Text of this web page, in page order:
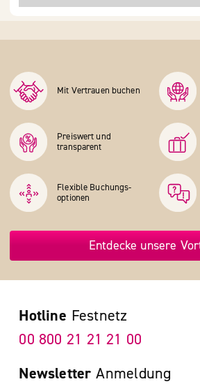
Mit Vertrauen buchen
Preiswert und
transparent
Flexible Buchungs­
optionen
Entdecke unsere
Hotline Festnetz
00 800 21 21 21 00
Newsletter Anmeldung